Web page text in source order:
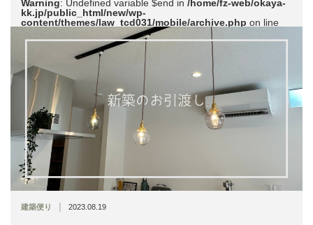
Warning: Undefined variable $end in /home/fz-web/okaya-
kk.jp/public_html/new/wp-
content/themes/law_tcd031/mobile/archive.php on line
建築便り | 2023.08.19